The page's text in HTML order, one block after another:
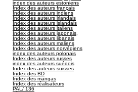
index des auteurs estoniens
Index des auteurs français
Index des auteurs indiens
Index des auteurs irlandais
Index des auteurs islandais
Index des auteurs italiens
Index des auteurs japonais,
Index des auteurs libanais
Index des auteurs maliens
Index des auteurs norvégiens
index des auteurs polonais
Index des auteurs russes
index des auteurs suédois
Index des auteurs suisses
Index des BD
Index des mangas
Index des réalisateurs
PAL/ 136